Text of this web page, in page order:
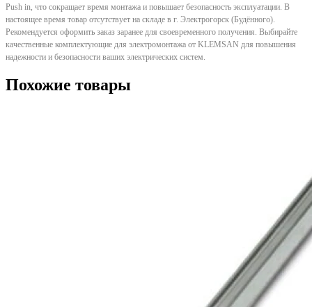
Push in, что сокращает время монтажа и повышает безопасность эксплуатации. В
настоящее время товар отсутствует на складе в г. Электрогорск (Будённого).
Рекомендуется оформить заказ заранее для своевременного получения. Выбирайте
качественные комплектующие для электромонтажа от KLEMSAN для повышения
надежности и безопасности ваших электрических систем.
Похожие товары